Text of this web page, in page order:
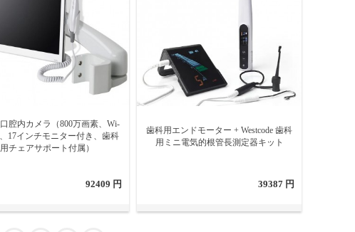
腔内カメラ（800万画素、Wi-
17インチモニター付き、歯科
用チェアサポート付属）
92409 円
歯科用エンドモーター + Westcode 歯科
用ミニ電気的根管長測定器キット
39387 円